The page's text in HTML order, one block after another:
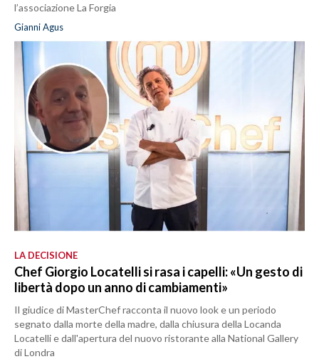
l’associazione La Forgia
Gianni Agus
LA DECISIONE
Chef Giorgio Locatelli si rasa i capelli: «Un gesto di
libertà dopo un anno di cambiamenti»
Il giudice di MasterChef racconta il nuovo look e un periodo
segnato dalla morte della madre, dalla chiusura della Locanda
Locatelli e dall'apertura del nuovo ristorante alla National Gallery
di Londra